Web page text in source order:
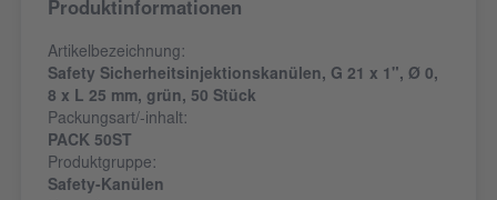
Produktinformationen
Artikelbezeichnung:
Safety Sicherheitsinjektionskanülen, G 21 x 1", Ø 0,
8 x L 25 mm, grün, 50 Stück
Packungsart/-inhalt:
PACK 50ST
Produktgruppe:
Safety-Kanülen